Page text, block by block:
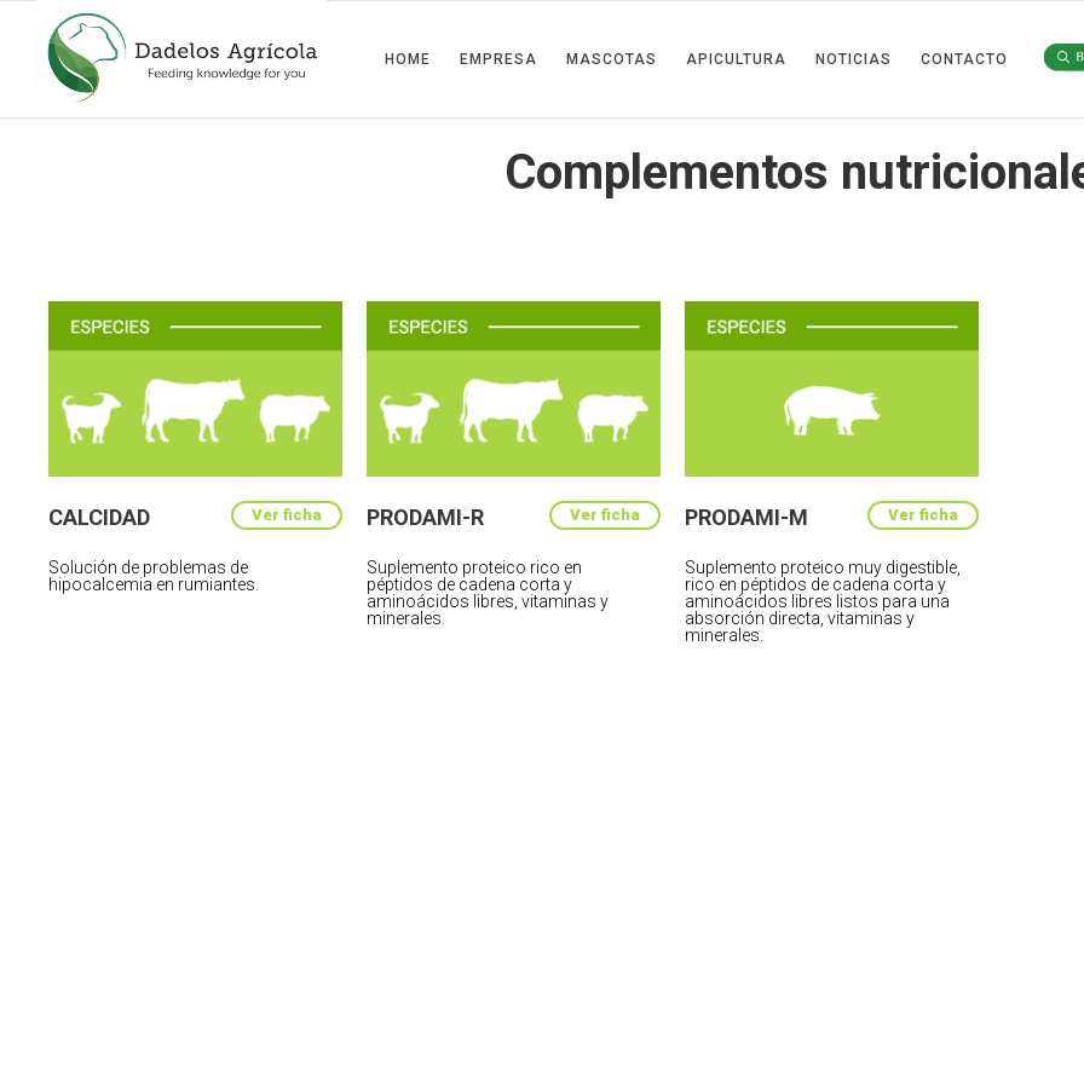
HOME EMPRESA MASCOTAS APICULTURA NOTICIAS CONTACTO
Complementos
CALCIDAD Ver ficha
Solución de problemas de
hipocalcemia en rumiantes.
PRODAMI-R Ver ficha
Suplemento proteico rico en
péptidos de cadena corta y
aminoácidos libres, vitaminas y
minerales.
PRODAMI-M Ver ficha
Suplemento proteico muy digestible,
rico en péptidos de cadena corta y
aminoácidos libres listos para una
absorción directa, vitaminas y
minerales.